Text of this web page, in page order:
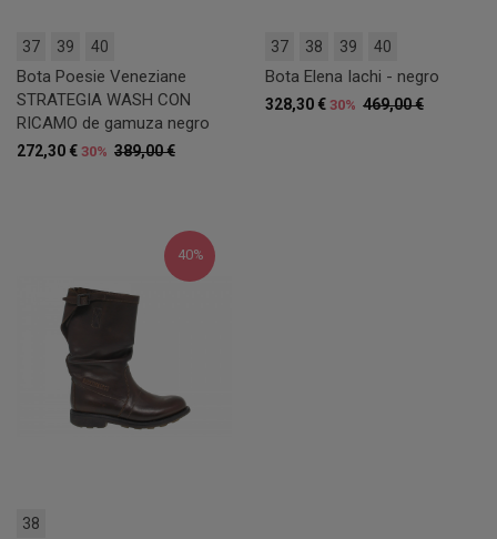
37 39 40
Bota Poesie Veneziane
STRATEGIA WASH CON
RICAMO de gamuza negro
389,00 €
272,30 € 30%
37 38 39 40
Bota Elena Iachi - negro
469,00 €
328,30 € 30%
40%
38